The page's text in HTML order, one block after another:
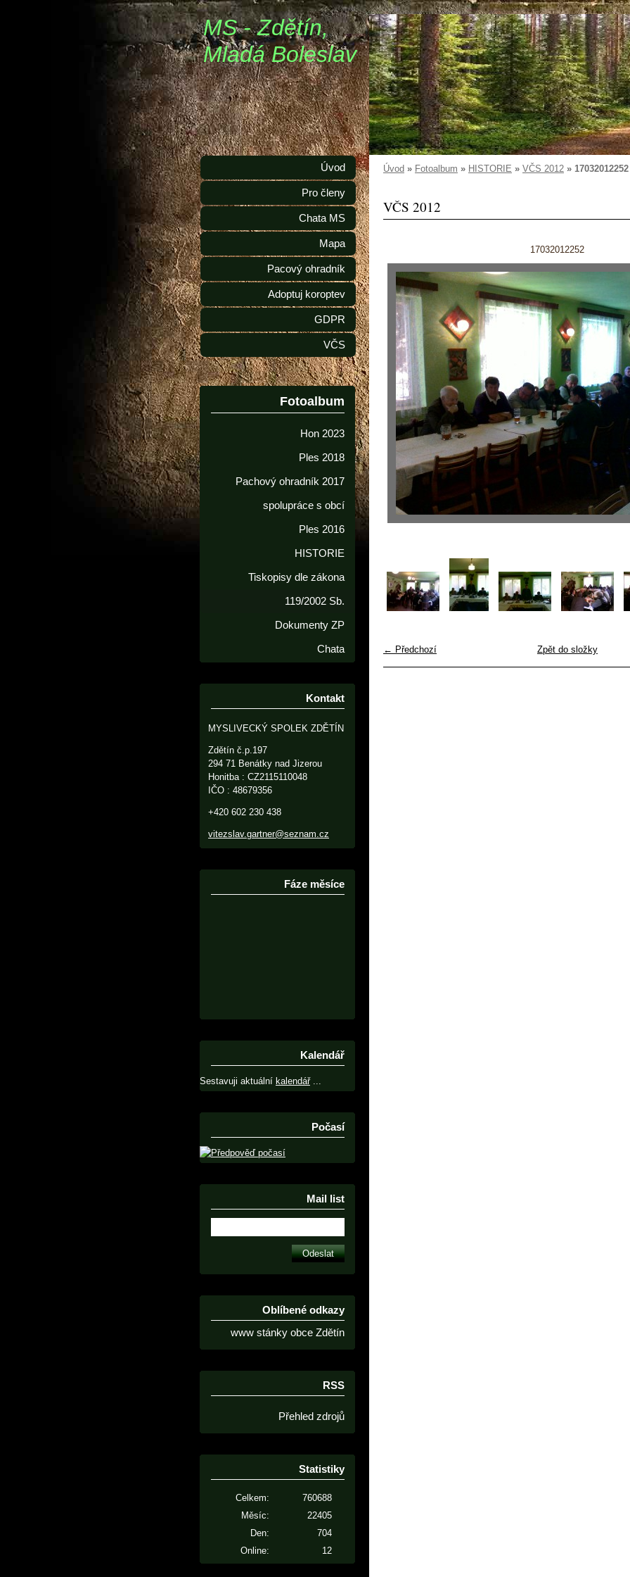
MS - Zdětín,
Mladá Boleslav
Úvod » Fotoalbum » HISTORIE » VČS 2012 » 17032012252
VČS 2012
17032012252
← Předchozí Zpět do složky
Úvod
Pro členy
Chata MS
Mapa
Pacový ohradník
Adoptuj koroptev
GDPR
VČS
Fotoalbum
Hon 2023
Ples 2018
Pachový ohradník 2017
spolupráce s obcí
Ples 2016
HISTORIE
Tiskopisy dle zákona
119/2002 Sb.
Dokumenty ZP
Chata
Kontakt
MYSLIVECKÝ SPOLEK ZDĚTÍN
Zdětín č.p.197
294 71 Benátky nad Jizerou
Honitba : CZ2115110048
IČO : 48679356
+420 602 230 438
vitezslav.gartner@seznam.cz
Fáze měsíce
Kalendář
Sestavuji aktuální kalendář...
Počasí
Mail list
Oblíbené odkazy
www stánky obce Zdětín
RSS
Přehled zdrojů
Statistiky
Online: 12
Celkem:
760688
Měsíc:
22405
Den:
704